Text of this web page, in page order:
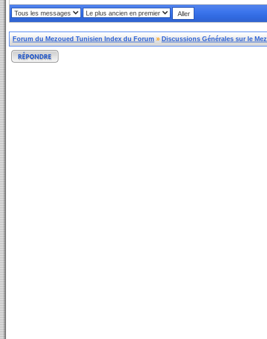
Forum du Mezoued Tunisien Index du Forum » Discussions Générales sur le